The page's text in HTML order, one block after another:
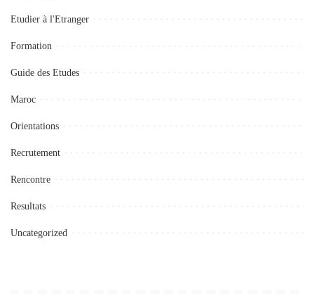
Etudier à l'Etranger
Formation
Guide des Etudes
Maroc
Orientations
Recrutement
Rencontre
Resultats
Uncategorized